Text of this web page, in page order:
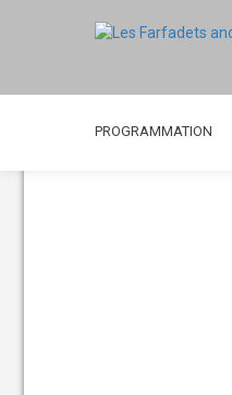
PROGRAMMATION